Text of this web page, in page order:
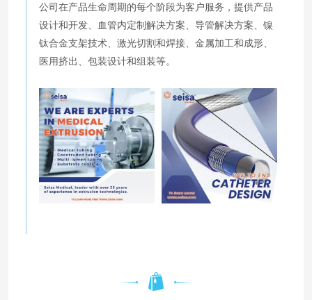
公司在产品生命周期的每个阶段为客户服务，提供产品
设计和开发、血管内定制解决方案、导管解决方案、镍
钛合金支架技术、激光切割和焊接、金属加工和成形、
医用挤出、包装设计和组装等。